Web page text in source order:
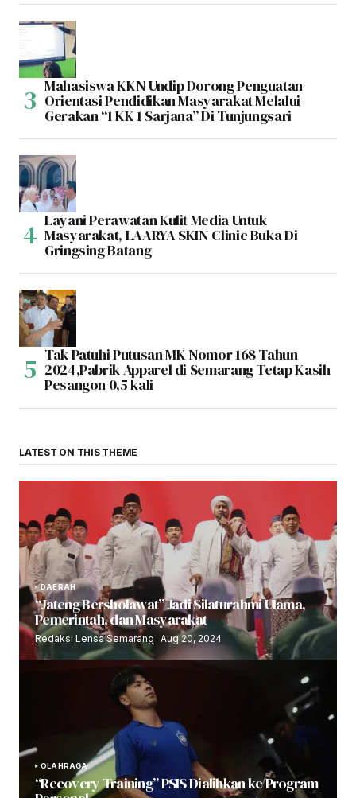
Mahasiswa KKN Undip Dorong Penguatan
Orientasi Pendidikan Masyarakat Melalui
Gerakan “1 KK 1 Sarjana” Di Tunjungsari
Layani Perawatan Kulit Media Untuk
Masyarakat, LAARYA SKIN Clinic Buka Di
Gringsing Batang
Tak Patuhi Putusan MK Nomor 168 Tahun
2024,Pabrik Apparel di Semarang Tetap Kasih
Pesangon 0,5 kali
LATEST ON THIS THEME
DAERAH
“Jateng Bersholawat” Jadi Silaturahmi Ulama,
Pemerintah, dan Masyarakat
Redaksi Lensa Semarang Aug 20, 2024
OLAHRAGA
“Recovery Training” PSIS Dialihkan ke Program